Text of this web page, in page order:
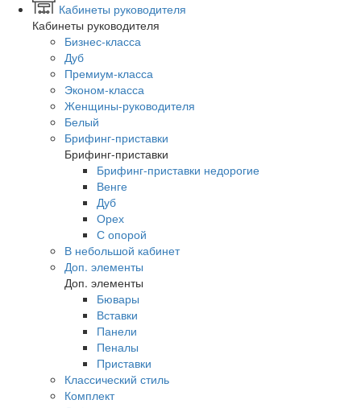
Кабинеты руководителя
Кабинеты руководителя
Бизнес-класса
Дуб
Премиум-класса
Эконом-класса
Женщины-руководителя
Белый
Брифинг-приставки
Брифинг-приставки
Брифинг-приставки недорогие
Венге
Дуб
Орех
С опорой
В небольшой кабинет
Доп. элементы
Доп. элементы
Бювары
Вставки
Панели
Пеналы
Приставки
Классический стиль
Комплект